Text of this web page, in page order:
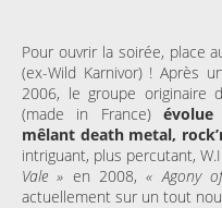
Pour ouvrir la soirée, place
(ex-Wild Karnivor) ! Après
2006, le groupe originaire
(made in France)évolue
mêlant death metal,
intriguant, plus percutant,
Vale » en 2008,« Agony
actuellement sur un tout